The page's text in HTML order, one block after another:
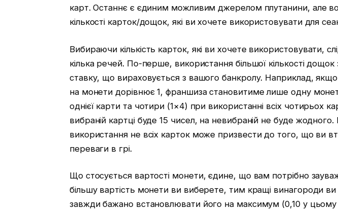
карт. Останнє є єдиним можливим джерелом плутанини, але
кількості карток/дощок, які ви хочете використовувати для
Вибираючи кількість карток, які ви хочете використовувати,
кілька речей. По-перше, використання більшої кількості дощок
ставку, що вираховується з вашого банкролу. Наприклад,
на монети дорівнює 1, франшиза становитиме лише одну
однієї карти та чотири (1×4) при використанні всіх чотирьох
вибраній картці буде 15 чисел, на невибраній не буде жодного.
використання не всіх карток може призвести до того, що ви
переваги в грі.
Що стосується вартості монети, єдине, що вам потрібно
більшу вартість монети ви виберете, тим кращі винагороди
завжди бажано встановлювати його на максимум (0,10 у цьому